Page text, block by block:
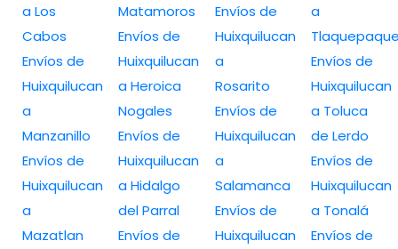
a Los
Cabos
Envíos de
Huixquilucan
a
Manzanillo
Envíos de
Huixquilucan
a
Mazatlan
Matamoros
Envíos de
Huixquilucan
a Heroica
Nogales
Envíos de
Huixquilucan
a Hidalgo
del Parral
Envíos de
Envíos de
Huixquilucan
a
Rosarito
Envíos de
Huixquilucan
a
Salamanca
Envíos de
Huixquilucan
a
Envíos de
Huixquilucan
a Toluca
de Lerdo
Envíos de
Huixquilucan
a Tonalá
Envíos de